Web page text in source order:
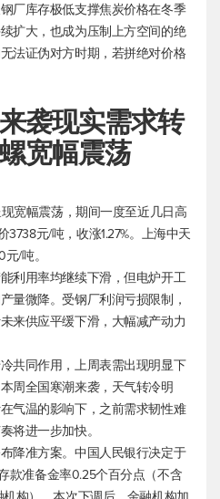
厂库存极低支撑焦炭价格在冬季
扩大，也成为压制上方空间的绝
法证伪对方时期，若拼绝对价格
袭现实需求转
宽幅震荡
宽幅震荡，期间一度至近几日高
3738元/吨，收涨1.27%。上海中天
/吨。
利用率均继续下滑，但电炉开工
量微降。受钢厂利润亏损限制，
来供应平缓下滑，大幅减产动力
共同作用，上周表需出现明显下
周全国寒潮来袭，天气转冷明
气温的影响下，之前需求韧性难
将进一步加快。
降准方案。中国人民银行决定于
款准备金率0.25个百分点（不含